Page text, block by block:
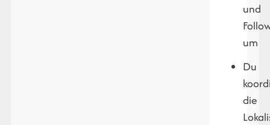
und
um
Du
die